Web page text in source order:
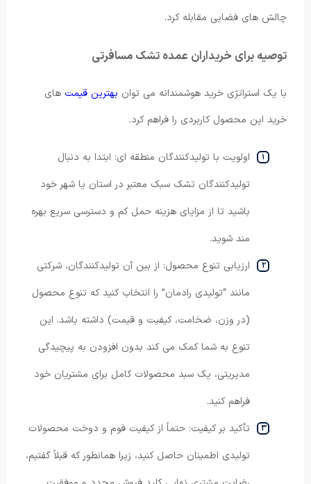
چالش های فضایی مقابله کرد.
توصیه برای خریداران عمده تشک مسافرتی
با یک استراتژی خرید هوشمندانه می توان بهترین قیمت های
خرید این محصول کاربردی را فراهم کرد.
اولویت با تولیدکنندگان منطقه ای: ابتدا به دنبال
تولیدکنندگان تشک سبک معتبر در استان یا شهر خود
باشید تا از مزایای هزینه حمل کم و دسترسی سریع بهره
مند شوید.
ارزیابی تنوع محصول: از بین آن تولیدکنندگان، شرکتی
مانند “تولیدی رادمان” را انتخاب کنید که تنوع محصول
(در وزن، ضخامت، کیفیت و قیمت) داشته باشد. این
تنوع به شما کمک می کند بدون افزودن به پیچیدگی
مدیریتی، یک سبد محصولات کامل برای مشتریان خود
فراهم کنید.
تأکید بر کیفیت: حتماً از کیفیت فوم و دوخت محصولات
تولیدی اطمینان حاصل کنید، زیرا همانطور که قبلاً گفتیم،